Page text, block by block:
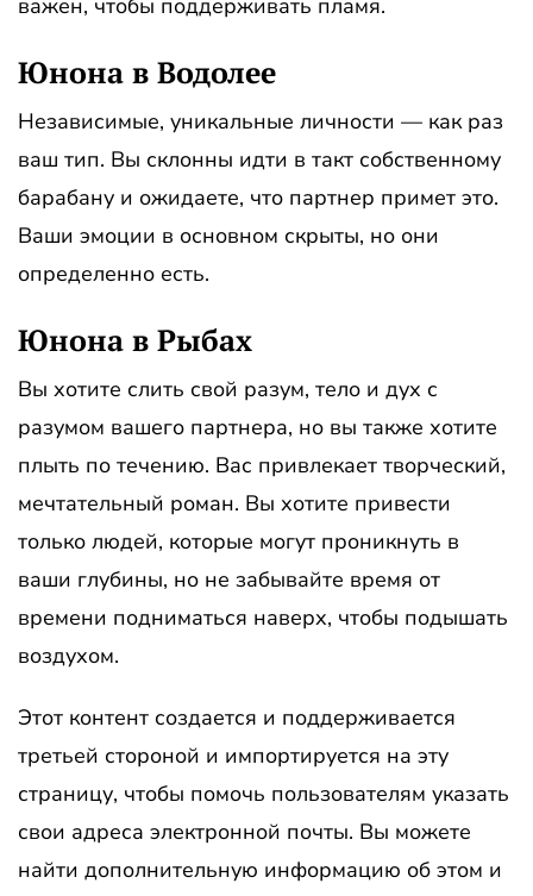
важен, чтобы поддерживать пламя.
Юнона в Водолее
Независимые, уникальные личности — как раз
ваш тип. Вы склонны идти в такт собственному
барабану и ожидаете, что партнер примет это.
Ваши эмоции в основном скрыты, но они
определенно есть.
Юнона в Рыбах
Вы хотите слить свой разум, тело и дух с
разумом вашего партнера, но вы также хотите
плыть по течению. Вас привлекает творческий,
мечтательный роман. Вы хотите привести
только людей, которые могут проникнуть в
ваши глубины, но не забывайте время от
времени подниматься наверх, чтобы подышать
воздухом.
Этот контент создается и поддерживается
третьей стороной и импортируется на эту
страницу, чтобы помочь пользователям указать
свои адреса электронной почты. Вы можете
найти дополнительную информацию об этом и